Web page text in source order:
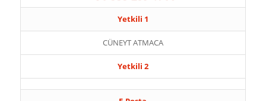
Yetkili 1
CÜNEYT ATMACA
Yetkili 2